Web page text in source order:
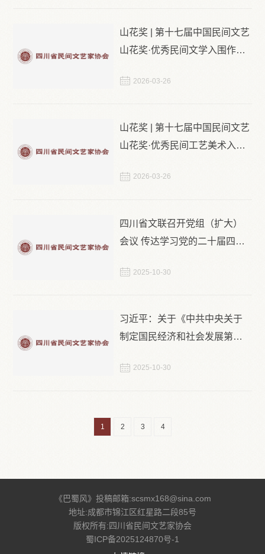
山花奖 | 第十七届中国民间文艺
山花奖·优秀民间文学入围作品
 2026-03-26
山花奖 | 第十七届中国民间文艺
山花奖·优秀民间工艺美术入围
 2026-03-26
四川省文联召开党组（扩大）
会议 传达学习党的二十届四中
 2025-10-30
习近平：关于《中共中央关于
制定国民经济和社会发展第十
 2025-10-30
1 2 3 4
《巴蜀风》投稿邮箱:scsmx168@sina.com
地址:成都市锦江区红星路二段85号
版权所有:四川省民间文艺家协会
蜀ICP备2025124870号-1